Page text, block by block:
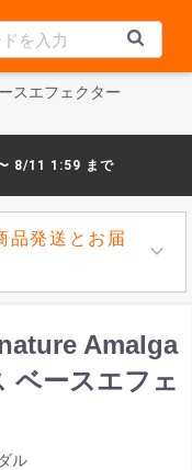
スエフェクター
8/11 1:59 まで
品発送とお届
Amalga
ベースエフェ
ル